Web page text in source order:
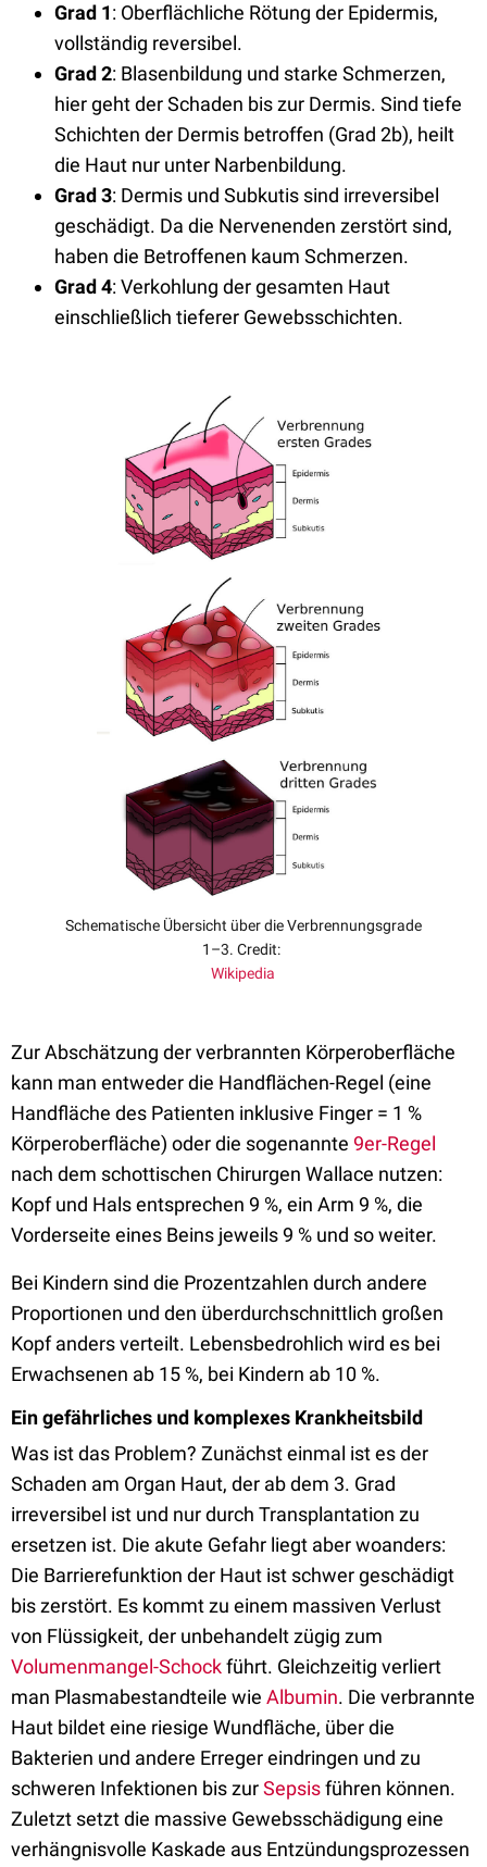
Grad 1: Oberflächliche Rötung der Epidermis,
vollständig reversibel.
Grad 2: Blasenbildung und starke Schmerzen,
hier geht der Schaden bis zur Dermis. Sind tiefe
Schichten der Dermis betroffen (Grad 2b), heilt
die Haut nur unter Narbenbildung.
Grad 3: Dermis und Subkutis sind irreversibel
geschädigt. Da die Nervenenden zerstört sind,
haben die Betroffenen kaum Schmerzen.
Grad 4: Verkohlung der gesamten Haut
einschließlich tieferer Gewebsschichten.
Schematische Übersicht über die Verbrennungsgrade
1–3. Credit:
Wikipedia
Zur Abschätzung der verbrannten Körperoberfläche
kann man entweder die Handflächen-Regel (eine
Handfläche des Patienten inklusive Finger = 1 %
Körperoberfläche) oder die sogenannte 9er-Regel
nach dem schottischen Chirurgen Wallace nutzen:
Kopf und Hals entsprechen 9 %, ein Arm 9 %, die
Vorderseite eines Beins jeweils 9 % und so weiter.
Bei Kindern sind die Prozentzahlen durch andere
Proportionen und den überdurchschnittlich großen
Kopf anders verteilt. Lebensbedrohlich wird es bei
Erwachsenen ab 15 %, bei Kindern ab 10 %.
Ein gefährliches und komplexes Krankheitsbild
Was ist das Problem? Zunächst einmal ist es der
Schaden am Organ Haut, der ab dem 3. Grad
irreversibel ist und nur durch Transplantation zu
ersetzen ist. Die akute Gefahr liegt aber woanders:
Die Barrierefunktion der Haut ist schwer geschädigt
bis zerstört. Es kommt zu einem massiven Verlust
von Flüssigkeit, der unbehandelt zügig zum
Volumenmangel-Schockführt. Gleichzeitig verliert
man Plasmabestandteile wie Albumin. Die verbrannte
Haut bildet eine riesige Wundfläche, über die
Bakterien und andere Erreger eindringen und zu
schweren Infektionen bis zurSepsisführen können.
Zuletzt setzt die massive Gewebsschädigung eine
verhängnisvolle Kaskade aus Entzündungsprozessen